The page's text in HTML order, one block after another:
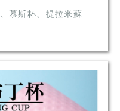
慕斯杯、提拉米蘇